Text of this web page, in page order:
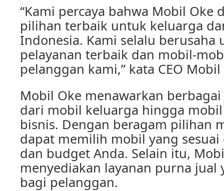
“Kami percaya bahwa Mobil Oke
pilihan terbaik untuk keluarga
Indonesia. Kami selalu
pelayanan terbaik dan mobil-
pelanggan kami,” kata CEO
Mobil Oke menawarkan
dari mobil keluarga hingga
bisnis. Dengan beragam pilihan
dapat memilih mobil yang
dan budget Anda. Selain itu,
menyediakan layanan purna jual
bagi pelanggan.